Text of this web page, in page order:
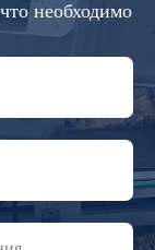
необходимо